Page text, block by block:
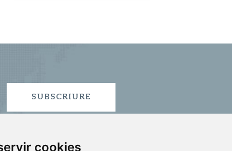
cookies
SUBSCRIURE